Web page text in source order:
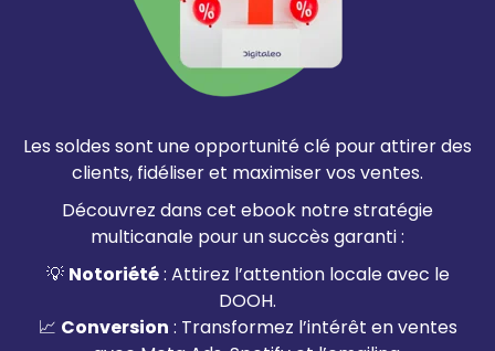
Les soldes sont une opportunité clé pour attirer des
clients, fidéliser et maximiser vos ventes.
Découvrez dans cet ebook notre stratégie
multicanale pour un succès garanti :
💡 Notoriété: Attirez l’attention locale avec le
DOOH.
📈 Conversion : Transformez l’intérêt en ventes